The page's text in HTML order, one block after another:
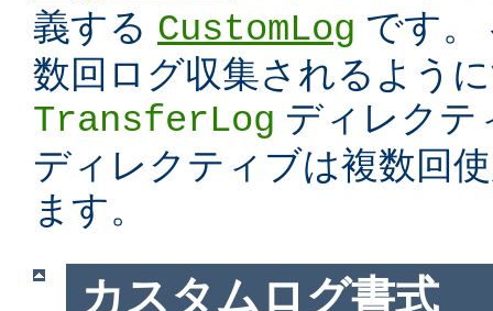
義する CustomLog です。
数回ログ収集されるよう
TransferLog ディレク
ディレクティブは複数回
ます。
カスタムログ書式